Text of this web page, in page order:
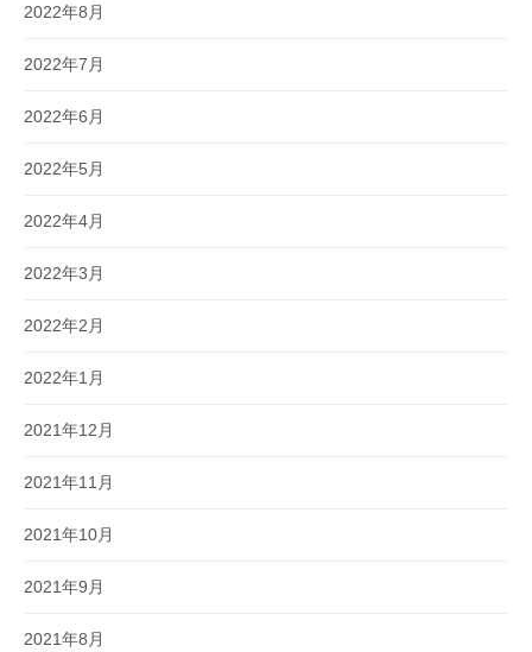
2022年8月
2022年7月
2022年6月
2022年5月
2022年4月
2022年3月
2022年2月
2022年1月
2021年12月
2021年11月
2021年10月
2021年9月
2021年8月